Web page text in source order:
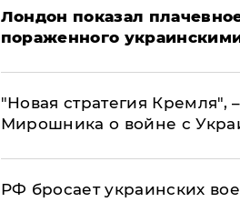
Лондон показал
пораженного
"Новая стратегия Кремля",
Мирошника о войне с
РФ бросает украинских